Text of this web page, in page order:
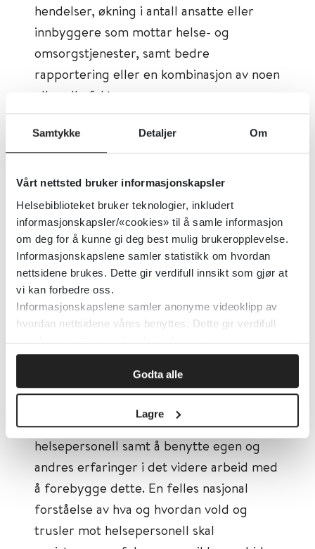
Samtykke Detaljer Om
Vårt nettsted bruker informasjonskapsler
Helsebiblioteket bruker teknologier, inkludert
informasjonskapsler/«cookies» til å samle informasjon
om deg for å kunne gi deg best mulig brukeropplevelse.
Informasjonskapslene samler statistikk om hvordan
nettsidene brukes. Dette gir verdifull innsikt som gjør at
vi kan forbedre oss.
Informasjonskapslene samler anonyme videoklipp av
hvordan nettsidene våres benyttes. Dette gir verdifull
innsikt som gjør at vi kan forbedre oss.
Godta alle
Lagre
hendelser, økning i antall ansatte eller
innbyggere som mottar helse- og
omsorgstjenester, samt bedre
rapportering eller en kombinasjon av noen
eller alle faktorene.
Det har ikke vært mulig å trekke
konklusjoner om årsaker. Det varierer
hvor sterkt personalet opplever å ha vært
kartlegging og fortolkning av de
rapporterte tilfellene vanskelig. Ulik
registreringspraksis gjør det vanskelig å
sammenlikne forekomsten av hendelsene.
En tydeligere felles forståelse av hva som
skal registreres som vold og trusler, og på
hvilken måte, er en viktig forutsetning for
et nasjonalt sammenlikningsgrunnlag. Det
bevisstheten rundt vold og trusler mot
helsepersonell samt å benytte egen og
andres erfaringer i det videre arbeid med
å forebygge dette. En felles nasjonal
forståelse av hva og hvordan vold og
trusler mot helsepersonell skal